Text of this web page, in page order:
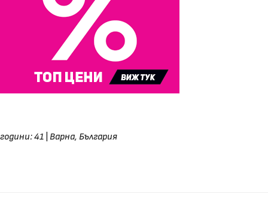
години: 41 Варна, България